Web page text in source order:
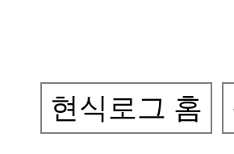
현식로그 홈